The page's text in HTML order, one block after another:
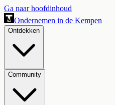
Ga naar hoofdinhoud
Ondernemen in de Kempen
Ontdekken
Community